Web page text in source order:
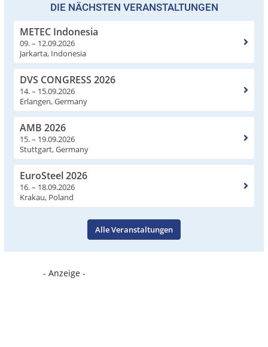
DIE NÄCHSTEN VERANSTALTUNGEN
METEC Indonesia
09. – 12.09.2026
Jarkarta, Indonesia
DVS CONGRESS 2026
14. – 15.09.2026
Erlangen, Germany
AMB 2026
15. – 19.09.2026
Stuttgart, Germany
EuroSteel 2026
16. – 18.09.2026
Krakau, Poland
Alle Veranstaltungen
- Anzeige -